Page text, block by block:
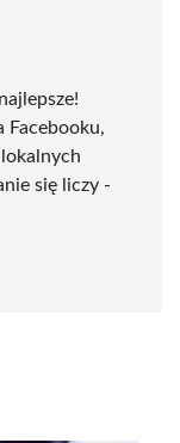
Facebooku,
się liczy -